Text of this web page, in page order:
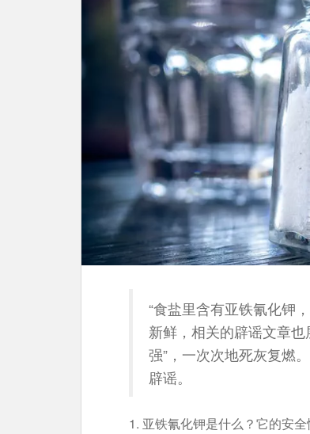
“食盐里含有亚铁氰化钾
新鲜，相关的辟谣文章
强”，一次次地死灰复燃
辟谣。
1. 亚铁氰化钾是什么？它的安